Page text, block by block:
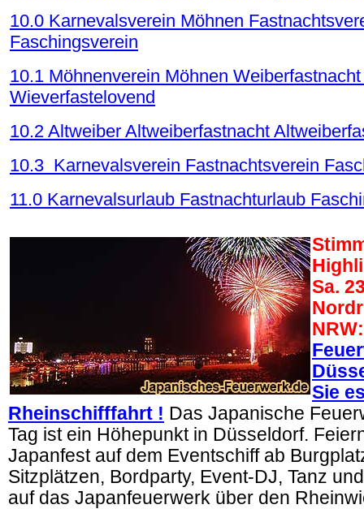
10.0 Karnevalsverein Möhnen
Faschingsverein
10.1 Möhnenverein Möhnen
Wieverfastelovend
10.2 Altweiber Altweiberfastnacht
10.3 Karnevalsverein Fastnachtsverein
11.0 Karnevalsurlaub Fastnachturlaub
Sa.
NRW:
Sie
Rheinschifffahrt ! Das Japanische
Tag ist ein Höhepunkt in Düsseldorf.
Japanfest auf dem Eventschiff ab
Sitzplätzen, Bordparty, Event-DJ, Tanz
auf das Japanfeuerwerk über den